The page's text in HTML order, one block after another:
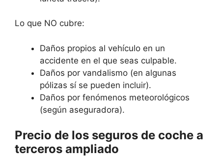
Lo que NO cubre:
Daños propios al vehículo en un
accidente en el que seas culpable.
Daños por vandalismo (en algunas
pólizas sí se pueden incluir).
Daños por fenómenos meteorológicos
(según aseguradora).
Precio de los seguros de coche a
terceros ampliado